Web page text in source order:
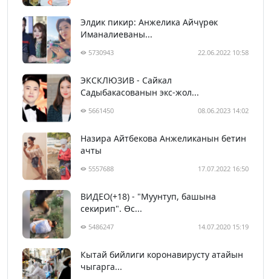
Элдик пикир: Анжелика Айчүрөк
Иманалиеваны...
5730943 22.06.2022 10:58
ЭКСКЛЮЗИВ - Сайкал
Садыбакасованын экс-жол...
5661450 08.06.2023 14:02
Назира Айтбекова Анжеликанын бетин
ачты
5557688 17.07.2022 16:50
ВИДЕО(+18) - "Муунтуп, башына
секирип". Өс...
5486247 14.07.2020 15:19
Кытай бийлиги коронавирусту атайын
чыгарга...